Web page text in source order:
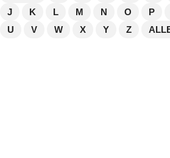
J
K L M N O P
U
V W X Y Z